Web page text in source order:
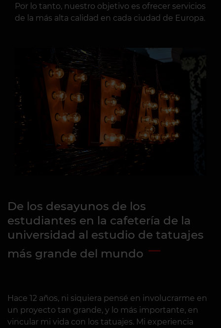
Por lo tanto, nuestro objetivo es ofrecer servicios
de la más alta calidad en cada ciudad de Europa.
De los desayunos de los
estudiantes en la cafetería de la
universidad al estudio de tatuajes
más grande del mundo
Hace 12 años, ni siquiera pensé en involucrarme en
un proyecto tan grande, y lo más importante, en
vincular mi vida con los tatuajes. Mi experiencia